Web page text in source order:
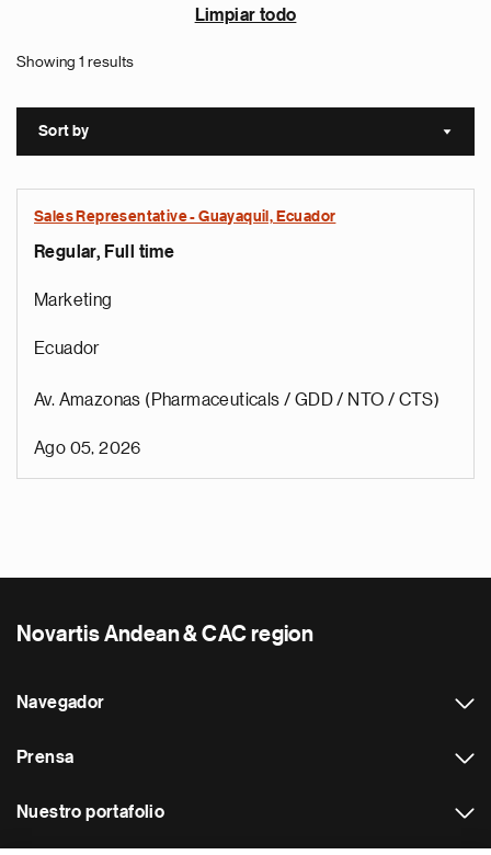
Limpiar todo
Showing 1 results
Sort by Sort
Sales Representative - Guayaquil, Ecuador
Regular, Full time
Marketing
Ecuador
Av. Amazonas (Pharmaceuticals / GDD / NTO / CTS)
Ago 05, 2026
Novartis Andean & CAC region
Navegador
Prensa
Nuestro portafolio